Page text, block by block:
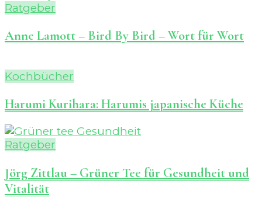
Ratgeber
Anne Lamott – Bird By Bird – Wort für Wort
Kochbücher
Harumi Kurihara: Harumis japanische Küche
Ratgeber
Jörg Zittlau – Grüner Tee für Gesundheit und
Vitalität